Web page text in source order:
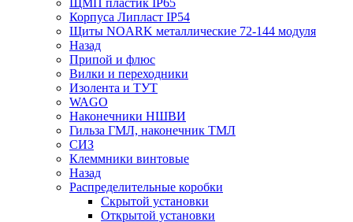
Корпуса Липласт IP54
Щиты NOARK металлические 72-144 модуля
Назад
Припой и флюс
Вилки и переходники
Изолента и ТУТ
WAGO
Наконечники НШВИ
Гильза ГМЛ, наконечник ТМЛ
СИЗ
Клеммники винтовые
Назад
Распределительные коробки
Скрытой установки
Открытой установки